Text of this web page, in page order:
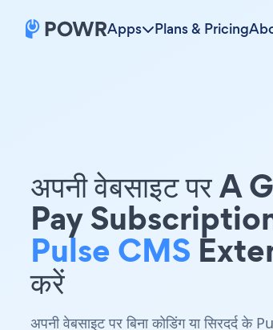
Apps Plans & Pricing
अपनी वेबसाइट पर A
Pay
Pulse CMS
करें
अपनी वेबसाइट पर बिना कोडिंग या सिरदर्द के